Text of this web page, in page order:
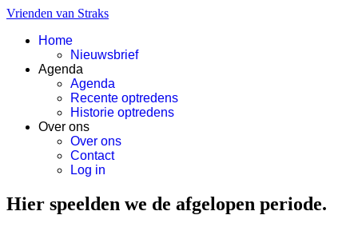
Vrienden van Straks
Home
Nieuwsbrief
Agenda
Agenda
Recente optredens
Historie optredens
Over ons
Over ons
Contact
Log in
Hier speelden we de afgelopen periode.